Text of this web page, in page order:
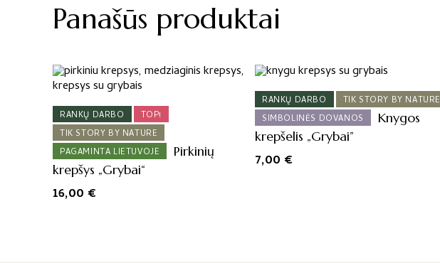
Panašūs produktai
RANKŲ DARBO
TOP!
TIK STORY BY NATURE
PAGAMINTA LIETUVOJE
Pirkinių
krepšys „Grybai“
16,00 €
RANKŲ DARBO
TIK STORY BY NATURE
SIMBOLINĖS DOVANOS
Knygos
krepšelis „Grybai”
7,00 €